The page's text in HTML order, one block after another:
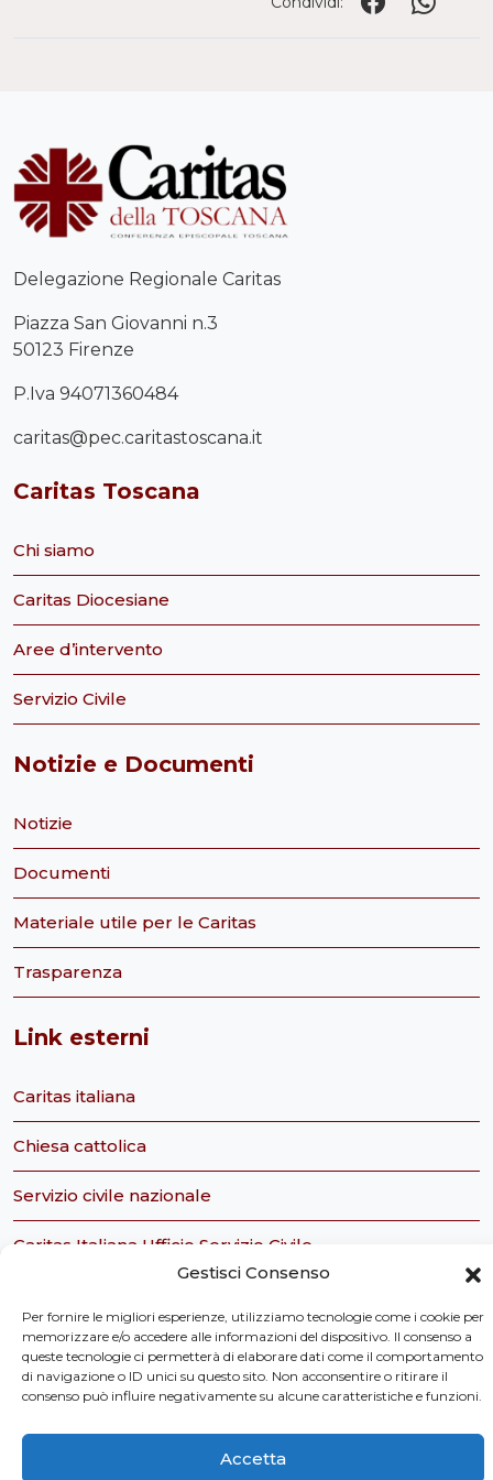
Gestisci Consenso
Per fornire le migliori esperienze, utilizziamo tecnologie come i cookie per
memorizzare e/o accedere alle informazioni del dispositivo. Il consenso a
queste tecnologie ci permetterà di elaborare dati come il comportamento
di navigazione o ID unici su questo sito. Non acconsentire o ritirare il
consenso può influire negativamente su alcune caratteristiche e funzioni.
Accetta
Delegazione Regionale Caritas
Piazza San Giovanni n.3
50123 Firenze
P.Iva 94071360484
caritas@pec.caritastoscana.it
Caritas Toscana
Chi siamo
Caritas Diocesiane
Aree d’intervento
Servizio Civile
Notizie e Documenti
Notizie
Documenti
Materiale utile per le Caritas
Trasparenza
Link esterni
Caritas italiana
Chiesa cattolica
Servizio civile nazionale
Caritas Italiana Ufficio Servizio Civile
Osservatorio Sociale della Regione Toscana
Privacy Policy